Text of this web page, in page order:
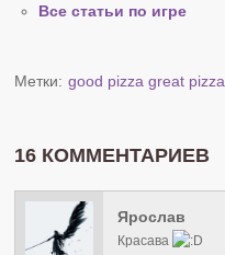
Все статьи по игре
Метки: good pizza great pizza
16 КОММЕНТАРИЕВ
Ярослав
Красава